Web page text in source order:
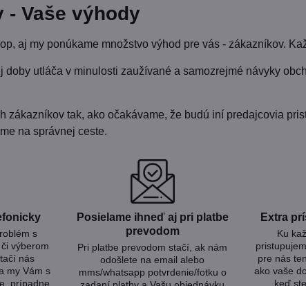
- Vaše výhody
aj my ponúkame množstvo výhod pre vás - zákazníkov.
doby utláča v minulosti zaužívané a samozrejmé návyky
zákazníkov tak, ako očakávame, že budú iní predajcovia
na správnej ceste.
s
výberom
nás
my Vám s
prípadne
Posielame ihneď aj pri platbe
prevodom
Pri platbe prevodom stačí, ak nám
odošlete na email alebo
mms/whatsapp potvrdenie/fotku o
Extra
Ku
pre nás
ako vaše
keď